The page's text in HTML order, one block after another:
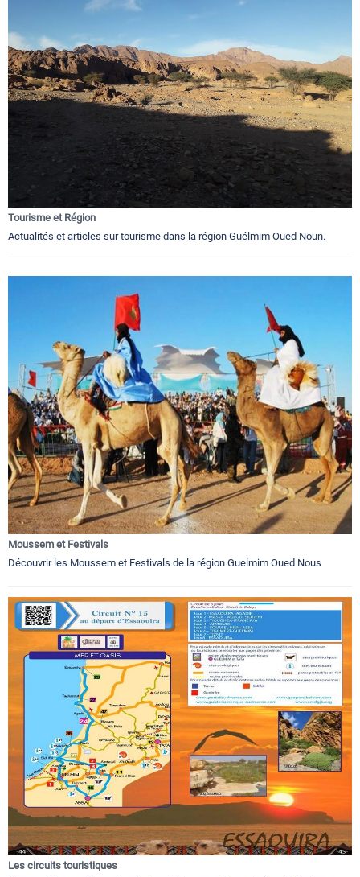
Tourisme et Région
Actualités et articles sur tourisme dans la région Guélmim Oued Noun.
Moussem et Festivals
Découvrir les Moussem et Festivals de la région Guelmim Oued Nous
Les circuits touristiques